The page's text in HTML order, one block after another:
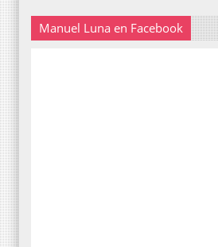
Manuel Luna en Facebook